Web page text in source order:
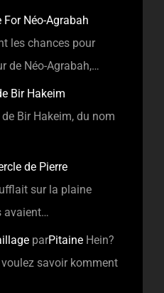
Néo-Agrabah
les chances pour
de Néo-Agrabah,…
Bir Hakeim
Bir Hakeim, du nom
de Pierre
sur la plaine
avaient…
parPitaine Hein?
savoir komment